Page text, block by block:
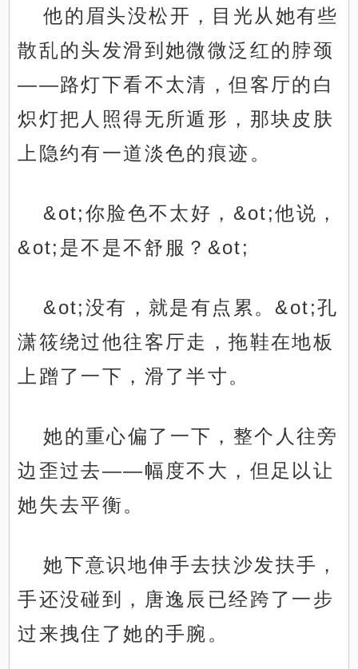
他的眉头没松开，目光从她有些
散乱的头发滑到她微微泛红的脖颈
——路灯下看不太清，但客厅的白
炽灯把人照得无所遁形，那块皮肤
上隐约有一道淡色的痕迹。
&ot;你脸色不太好，&ot;他说，
&ot;是不是不舒服？&ot;
&ot;没有，就是有点累。&ot;孔
潇筱绕过他往客厅走，拖鞋在地板
上蹭了一下，滑了半寸。
她的重心偏了一下，整个人往旁
边歪过去——幅度不大，但足以让
她失去平衡。
她下意识地伸手去扶沙发扶手，
手还没碰到，唐逸辰已经跨了一步
过来拽住了她的手腕。